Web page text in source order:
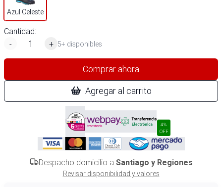
Azul Celeste
Cantidad:
-
+ 5+ disponibles
Comprar ahora
Agregar al carrito
4%
OFF
Despacho domicilio a Santiago y Regiones
Revisar disponibilidad y valores